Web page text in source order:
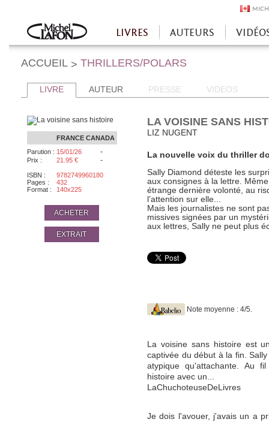
Accueil
LIVRES AUTEURS
ACCUEIL > THRILLERS/POLARS
LIVRE AUTEUR PRESSE VIDEOS
FRANCE CANADA
Parution : 15/01/26 -
Prix : 21.95 € -
ISBN :
9782749960180
Pages :
432
Format :
140x225
ACHETER
EXTRAIT
LA VOISINE SANS
LIZ NUGENT
La nouvelle voix du thriller
Sally Diamond déteste les
aux consignes à la lettre.
étrange dernière volonté, au
l’attention sur elle...
Mais les journalistes ne sont
missives signées par un
aux lettres, Sally ne peut plus
Note moyenne : 4/5.
La voisine sans histoire est
captivée du début à la fin.
atypique qu'attachante. Au
histoire avec un...
LaChuchoteuseDeLivres
Je dois l'avouer, j'avais un a